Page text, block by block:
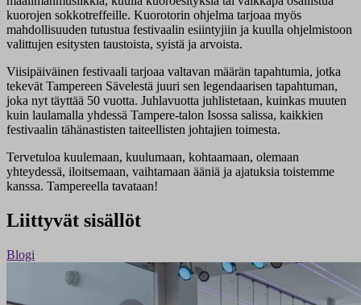
kuorojen sokkotreffeille. Kuorotorin ohjelma tarjoaa myös
mahdollisuuden tutustua festivaalin esiintyjiin ja kuulla ohjelmistoon
valittujen esitysten taustoista, syistä ja arvoista.
Viisipäiväinen festivaali tarjoaa valtavan määrän tapahtumia, jotka
tekevät Tampereen Sävelestä juuri sen legendaarisen tapahtuman,
joka nyt täyttää 50 vuotta. Juhlavuotta juhlistetaan, kuinkas muuten
kuin laulamalla yhdessä Tampere-talon Isossa salissa, kaikkien
festivaalin tähänastisten taiteellisten johtajien toimesta.
Tervetuloa kuulemaan, kuulumaan, kohtaamaan, olemaan
yhteydessä, iloitsemaan, vaihtamaan ääniä ja ajatuksia toistemme
kanssa. Tampereella tavataan!
Liittyvät sisällöt
Blogi